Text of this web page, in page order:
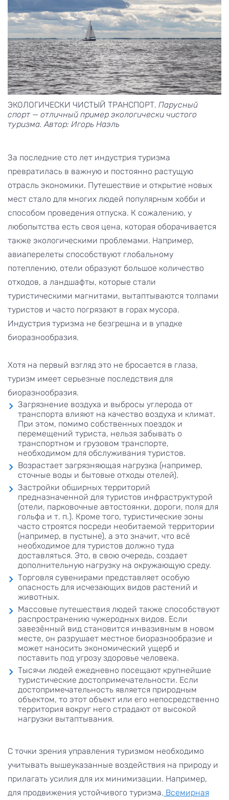
ЭКОЛОГИЧЕСКИ ЧИСТЫЙ ТРАНСПОРТ. Парусный
спорт — отличный пример экологически чистого
туризма. Автор: Игорь Наэль
За последние сто лет индустрия туризма
превратилась в важную и постоянно растущую
отрасль экономики. Путешествие и открытие новых
мест стало для многих людей популярным хобби и
способом проведения отпуска. К сожалению, у
любопытства есть своя цена, которая оборачивается
также экологическими проблемами. Например,
авиаперелеты способствуют глобальному
потеплению, отели образуют большое количество
отходов, а ландшафты, которые стали
туристическими магнитами, вытаптываются толпами
туристов и часто погрязают в горах мусора.
Индустрия туризма не безгрешна и в упадке
биоразнообразия.
Хотя на первый взгляд это не бросается в глаза,
туризм имеет серьезные последствия для
биоразнообразия.
Загрязнение воздуха и выбросы углерода от
транспорта влияют на качество воздуха и климат.
При этом, помимо собственных поездок и
перемещений туриста, нельзя забывать о
транспортном и грузовом транспорте,
необходимом для обслуживания туристов.
Возрастает загрязняющая нагрузка (например,
сточные воды и бытовые отходы отелей).
Застройки обширных территорий
предназначенной для туристов инфраструктурой
(отели, парковочные автостоянки, дороги, поля для
гольфа и т. п.). Кроме того, туристические зоны
часто строятся посреди необитаемой территории
(например, в пустыне), а это значит, что всё
необходимое для туристов должно туда
доставляться. Это, в свою очередь, создает
дополнительную нагрузку на окружающую среду.
Торговля сувенирами представляет особую
опасность для исчезающих видов растений и
животных.
Массовые путешествия людей также способствуют
распространению чужеродных видов. Если
завезённый вид становится инвазивным в новом
месте, он разрушает местное биоразнообразие и
может наносить экономический ущерб и
поставить под угрозу здоровье человека.
Тысячи людей ежедневно посещают крупнейшие
туристические достопримечательности. Если
достопримечательность является природным
объектом, то этот объект или его непосредственно
территория вокруг него страдают от высокой
нагрузки вытаптывания.
С точки зрения управления туризмом необходимо
учитывать вышеуказанные воздействия на природу и
прилагать усилия для их минимизации. Например,
для продвижения устойчивого туризма. Всемирная